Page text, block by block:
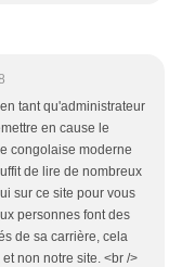
tant qu'administrateur
en cause le
congolaise moderne
de lire de nombreux
sur ce site pour vous
personnes font des
de sa carrière, cela
non notre site. <br />